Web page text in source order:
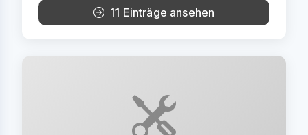
11 Einträge ansehen